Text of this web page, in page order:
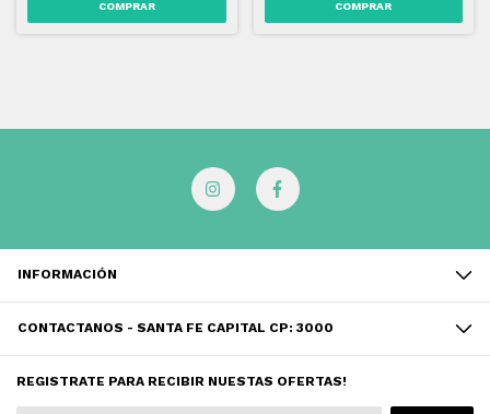
INFORMACIÓN
CONTACTANOS - SANTA FE CAPITAL CP: 3000
REGISTRATE PARA RECIBIR NUESTAS OFERTAS!